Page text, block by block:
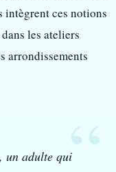
intègrent ces notions
les ateliers
arrondissements
un adulte qui